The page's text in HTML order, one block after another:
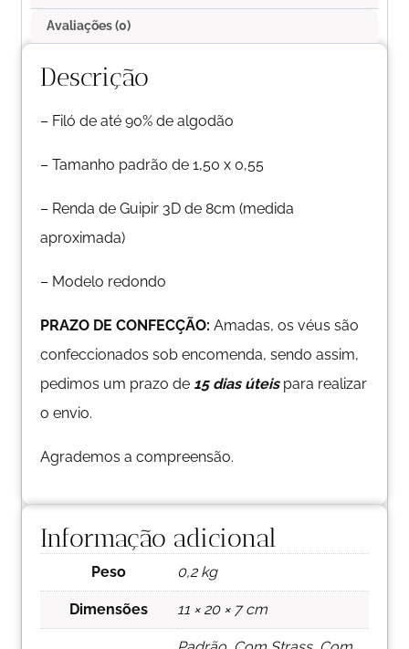
Avaliações (0)
Descrição
– Filó de até 90% de algodão
– Tamanho padrão de 1,50 x 0,55
– Renda de Guipir 3D de 8cm (medida
aproximada)
– Modelo redondo
PRAZO DE CONFECÇÃO: Amadas, os véus são
confeccionados sob encomenda, sendo assim,
pedimos um prazo de 15 dias úteispara realizar
o envio.
Agrademos a compreensão.
Informação adicional
Peso 0,2 kg
Dimensões 11 × 20 × 7 cm